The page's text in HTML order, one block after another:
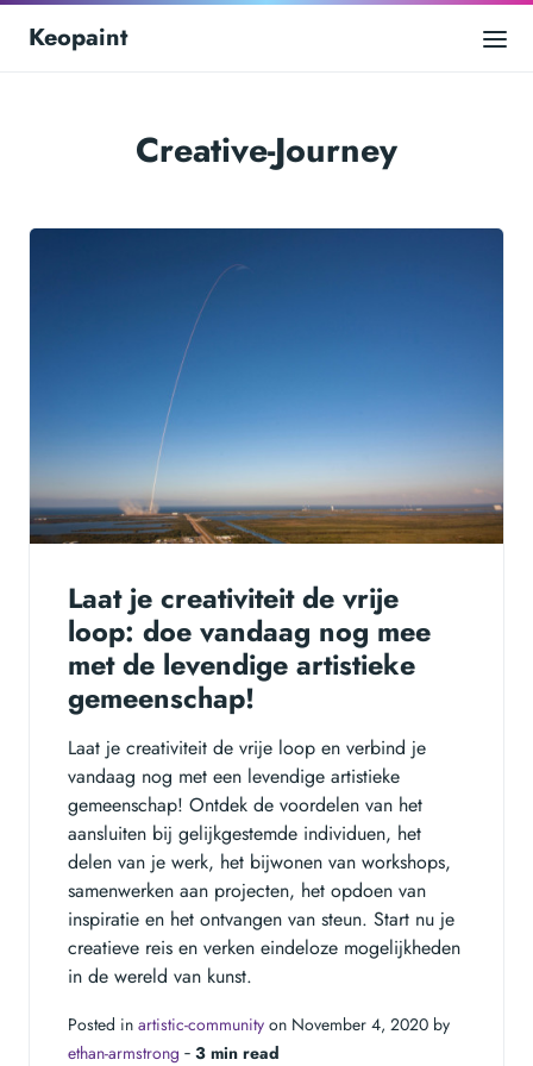
Keopaint
Creative-Journey
Laat je creativiteit de vrije
loop: doe vandaag nog mee
met de levendige artistieke
gemeenschap!
Laat je creativiteit de vrije loop en verbind je
vandaag nog met een levendige artistieke
gemeenschap! Ontdek de voordelen van het
aansluiten bij gelijkgestemde individuen, het
delen van je werk, het bijwonen van workshops,
samenwerken aan projecten, het opdoen van
inspiratie en het ontvangen van steun. Start nu je
creatieve reis en verken eindeloze mogelijkheden
in de wereld van kunst.
Posted in artistic-community on November 4, 2020 by
ethan-armstrong ‐ 3 min read